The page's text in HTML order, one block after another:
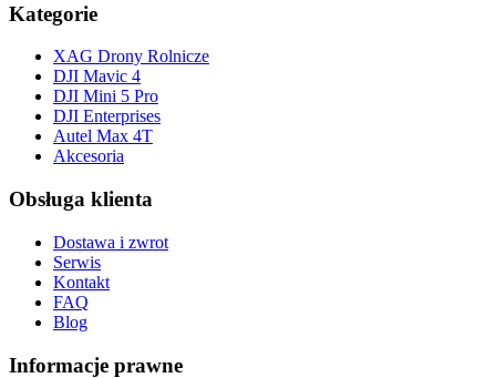
Kategorie
XAG Drony Rolnicze
DJI Mavic 4
DJI Mini 5 Pro
DJI Enterprises
Autel Max 4T
Akcesoria
Obsługa klienta
Dostawa i zwrot
Serwis
Kontakt
FAQ
Blog
Informacje prawne